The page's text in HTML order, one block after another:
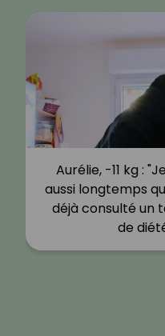
Aurélie, -11 kg :
aussi longtemps
déjà consulté un
de